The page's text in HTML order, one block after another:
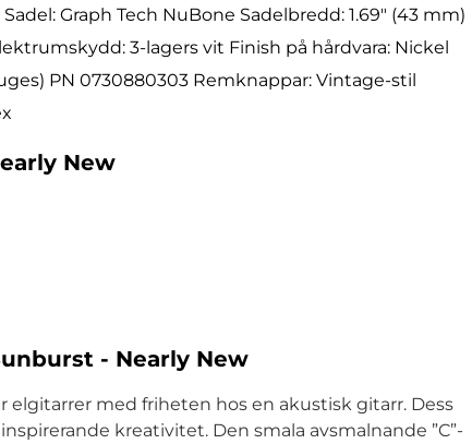
Graph Tech NuBone Sadelbredd: 1.69″ (43 mm)
3-lagers vit Finish på hårdvara: Nickel
PN 0730880303 Remknappar: Vintage-stil
New
- Nearly New
med friheten hos en akustisk gitarr. Dess
kreativitet. Den smala avsmalnande ”C”-